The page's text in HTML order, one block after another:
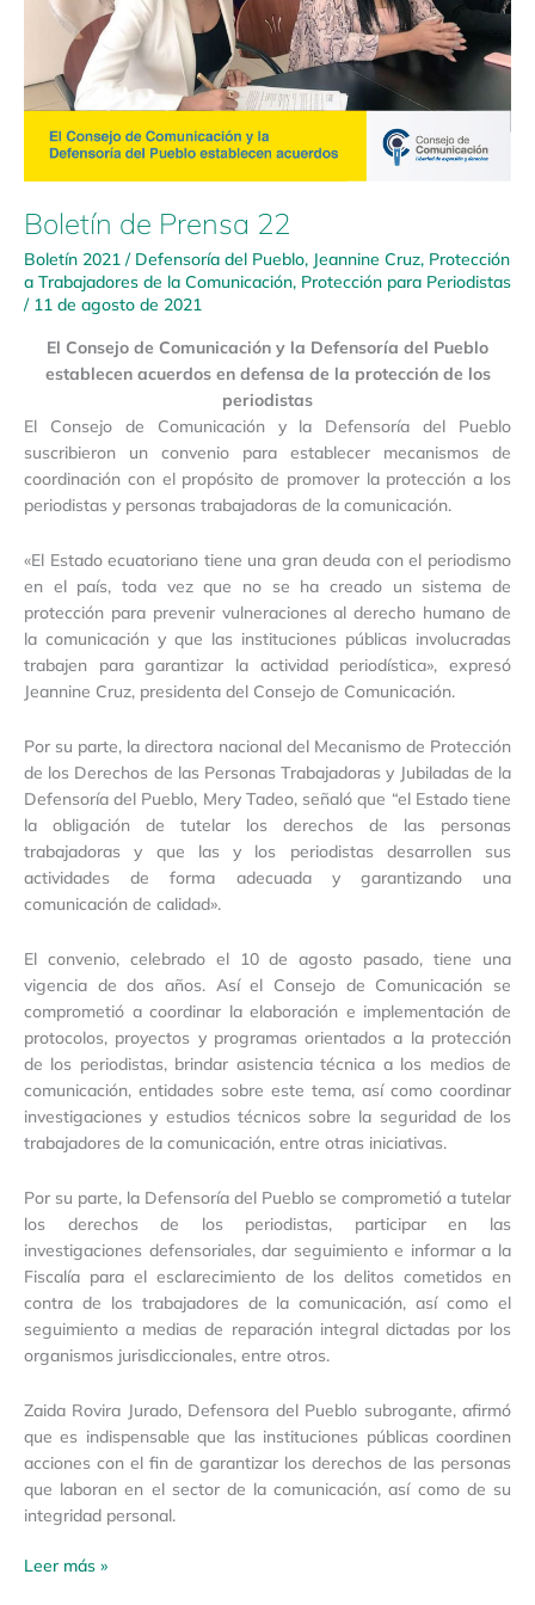
Boletín de Prensa 22
Boletín 2021 / Defensoría del Pueblo, Jeannine Cruz, Protección
a Trabajadores de la Comunicación, Protección para Periodistas
/ 11 de agosto de 2021
El Consejo de Comunicación y la Defensoría del Pueblo
establecen acuerdos en defensa de la protección de los
periodistas
El Consejo de Comunicación y la Defensoría del Pueblo
suscribieron un convenio para establecer mecanismos de
coordinación con el propósito de promover la protección a los
periodistas y personas trabajadoras de la comunicación.
«El Estado ecuatoriano tiene una gran deuda con el periodismo
en el país, toda vez que no se ha creado un sistema de
protección para prevenir vulneraciones al derecho humano de
la comunicación y que las instituciones públicas involucradas
trabajen para garantizar la actividad periodística», expresó
Jeannine Cruz, presidenta del Consejo de Comunicación.
Por su parte, la directora nacional del Mecanismo de Protección
de los Derechos de las Personas Trabajadoras y Jubiladas de la
Defensoría del Pueblo, Mery Tadeo, señaló que “el Estado tiene
la obligación de tutelar los derechos de las personas
trabajadoras y que las y los periodistas desarrollen sus
actividades de forma adecuada y garantizando una
comunicación de calidad».
El convenio, celebrado el 10 de agosto pasado, tiene una
vigencia de dos años. Así el Consejo de Comunicación se
comprometió a coordinar la elaboración e implementación de
protocolos, proyectos y programas orientados a la protección
de los periodistas, brindar asistencia técnica a los medios de
comunicación, entidades sobre este tema, así como coordinar
investigaciones y estudios técnicos sobre la seguridad de los
trabajadores de la comunicación, entre otras iniciativas.
Por su parte, la Defensoría del Pueblo se comprometió a tutelar
los derechos de los periodistas, participar en las
investigaciones defensoriales, dar seguimiento e informar a la
Fiscalía para el esclarecimiento de los delitos cometidos en
contra de los trabajadores de la comunicación, así como el
seguimiento a medias de reparación integral dictadas por los
organismos jurisdiccionales, entre otros.
Zaida Rovira Jurado, Defensora del Pueblo subrogante, afirmó
que es indispensable que las instituciones públicas coordinen
acciones con el fin de garantizar los derechos de las personas
que laboran en el sector de la comunicación, así como de su
integridad personal.
Leer más »